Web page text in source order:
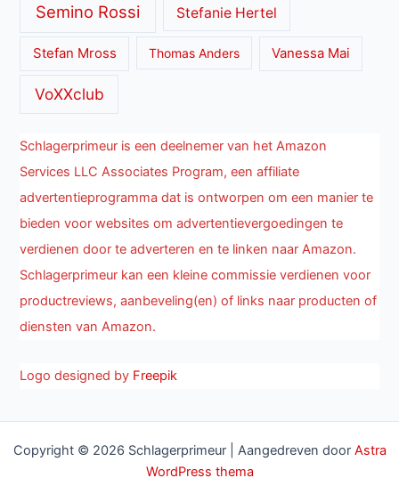
Semino Rossi Stefanie Hertel
Stefan Mross Thomas Anders Vanessa Mai
VoXXclub
Schlagerprimeur is een deelnemer van het Amazon
Services LLC Associates Program, een affiliate
advertentieprogramma dat is ontworpen om een manier te
bieden voor websites om advertentievergoedingen te
verdienen door te adverteren en te linken naar Amazon.
Schlagerprimeur kan een kleine commissie verdienen voor
productreviews, aanbeveling(en) of links naar producten of
diensten van Amazon.
Logo designed by Freepik
Copyright © 2026 Schlagerprimeur | Aangedreven door Astra
WordPress thema